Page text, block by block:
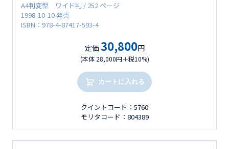
A4判変型 ワイド判 / 252 ページ
1998-10-10 発売
ISBN：978-4-87417-593-4
定価 30,800円
(本体 28,000円＋税10%)
カートに入れる
クイントコード：5760
モリタコード：804389